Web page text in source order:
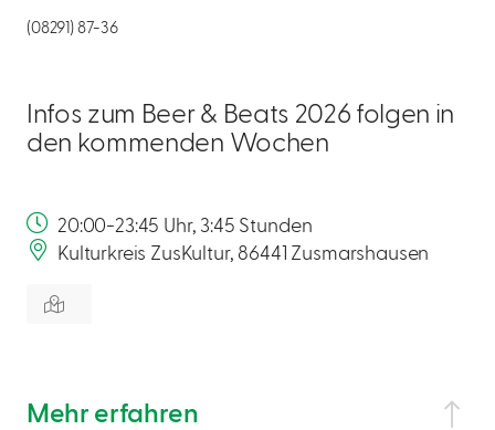
Infos zum Beer & Beats 2026 folgen in
den kommenden Wochen
20:00-23:45 Uhr, 3:45 Stunden
Kulturkreis ZusKultur, 86441 Zusmarshausen
Mehr erfahren
(08291) 87-36